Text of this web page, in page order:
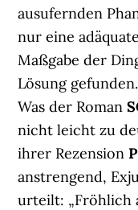
ausufernden
nur eine
Maßgabe der
Lösung
Was der Roman
nicht leicht zu
ihrer Rezension
anstrengend,
urteilt: „Fröhlich